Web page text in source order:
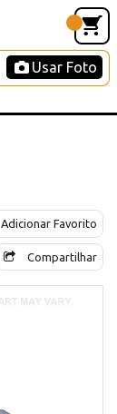
Usar Foto
Adicionar Favorito
Compartilhar